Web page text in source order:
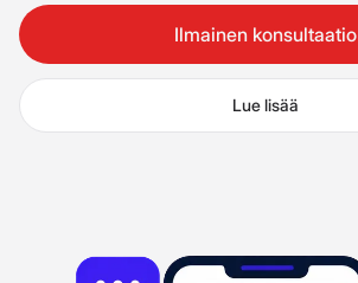
Ilmainen konsultaatio
Lue lisää